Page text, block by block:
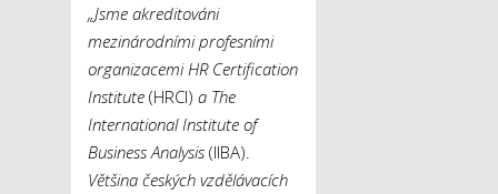
„Jsme akreditováni
mezinárodními profesními
organizacemi HR Certification
Institute (HRCI) a The
International Institute of
Business Analysis (IIBA).
Většina českých vzdělávacích